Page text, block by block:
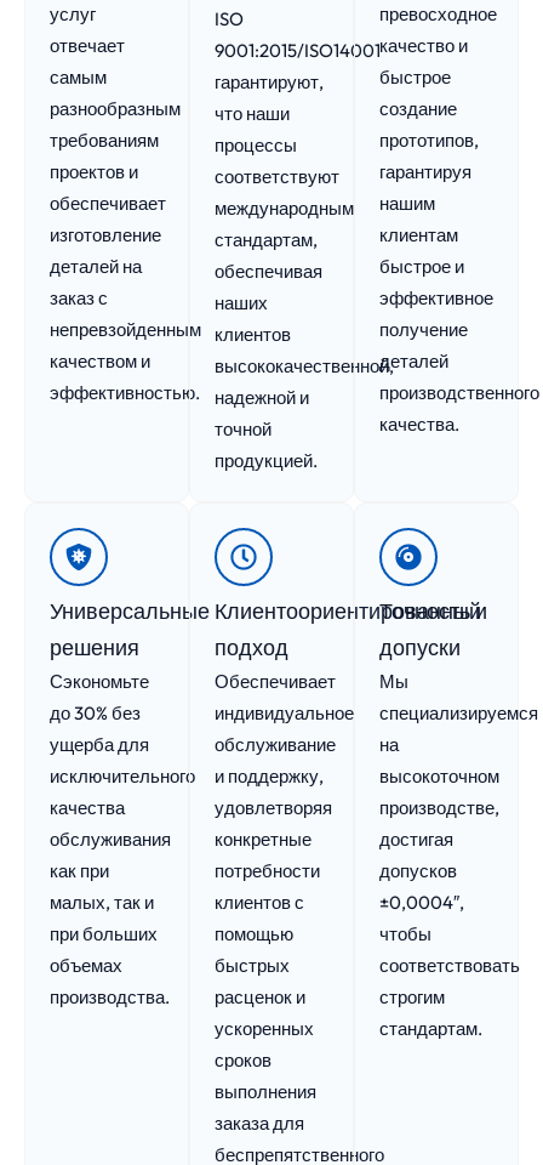
услуг
отвечает
самым
разнообразным
требованиям
проектов и
обеспечивает
изготовление
деталей на
заказ с
непревзойденным
качеством и
эффективностью.
ISO
9001:2015/ISO14001
гарантируют,
что наши
процессы
соответствуют
международным
стандартам,
обеспечивая
наших
клиентов
высококачественной,
надежной и
точной
продукцией.
превосходное
качество и
быстрое
создание
прототипов,
гарантируя
нашим
клиентам
быстрое и
эффективное
получение
деталей
производственного
качества.
Универсальные
решения
Сэкономьте
до 30% без
ущерба для
исключительного
качества
обслуживания
как при
малых, так и
при больших
объемах
производства.
Клиентоориентированный
подход
Обеспечивает
индивидуальное
обслуживание
и поддержку,
удовлетворяя
конкретные
потребности
клиентов с
помощью
быстрых
расценок и
ускоренных
сроков
выполнения
заказа для
беспрепятственного
Точность и
допуски
Мы
специализируемся
на
высокоточном
производстве,
достигая
допусков
±0,0004″,
чтобы
соответствовать
строгим
стандартам.